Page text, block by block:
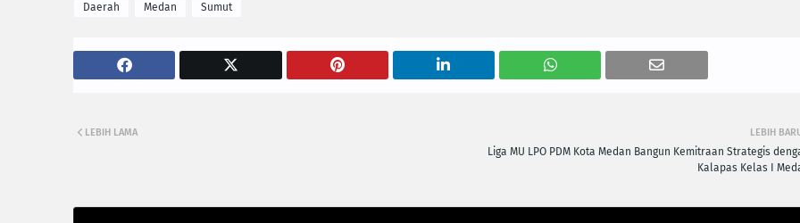
Daerah Medan Sumut
LEBIH
Liga MU LPO PDM Kota Medan Bangun Kemitraan Strategis
Kalapas Kelas I
LEBIH LAMA